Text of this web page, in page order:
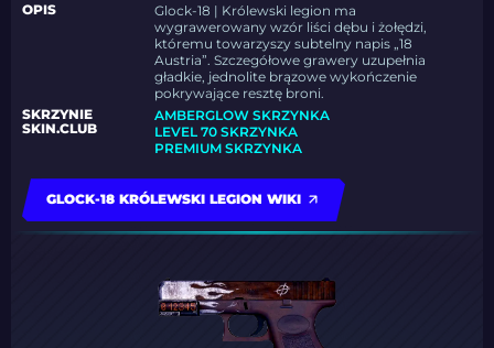
OPIS
Glock-18 | Królewski legion ma
wygrawerowany wzór liści dębu i żołędzi,
któremu towarzyszy subtelny napis „18
Austria”. Szczegółowe grawery uzupełnia
gładkie, jednolite brązowe wykończenie
pokrywające resztę broni.
SKRZYNIE
SKIN.CLUB
AMBERGLOW SKRZYNKA
LEVEL 70 SKRZYNKA
PREMIUM SKRZYNKA
GLOCK-18 KRÓLEWSKI LEGION WIKI